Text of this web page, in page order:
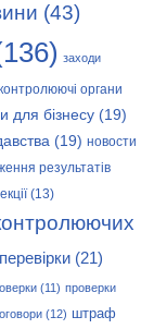
(43)
заходи
органи
для бізнесу (19)
(19) новости
результатів
(13)
(21)
(11) проверки
(12) штраф